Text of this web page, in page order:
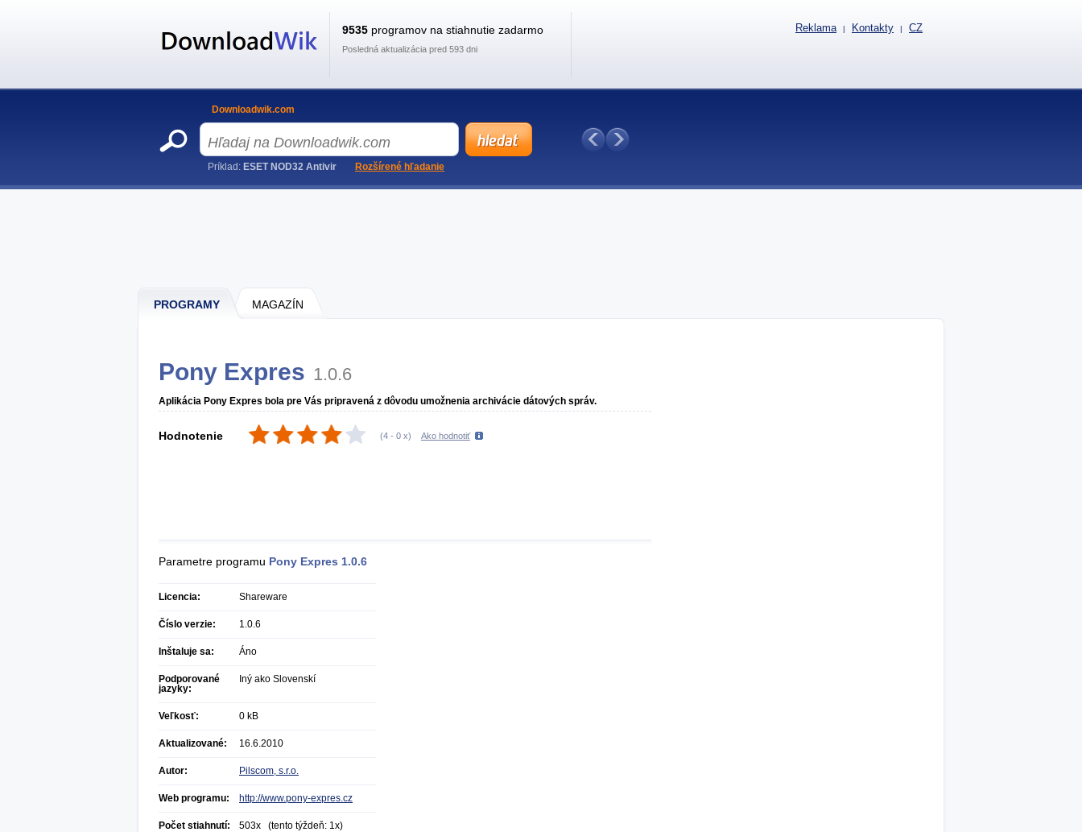
PROGRAMY MAGAZÍN
Pony Expres 1.0.6
Aplikácia Pony Expres bola pre Vás pripravená z dôvodu umožnenia archivácie dátových správ.
Hodnotenie (4 - 0 x) Ako hodnotiť
Parametre programu Pony Expres 1.0.6
Licencia: Shareware
Číslo verzie: 1.0.6
Inštaluje sa: Áno
Podporované
jazyky:
Iný ako Slovenskí
Veľkosť: 0 kB
Aktualizované: 16.6.2010
Autor: Pilscom, s.r.o.
Web programu: http://www.pony-expres.cz
Počet stiahnutí: 503x (tento týždeň: 1x)
9535 programov na stiahnutie zadarmo
Posledná aktualizácia pred 593 dni
Reklama | Kontakty | CZ
Downloadwik.com
Príklad: ESET NOD32 Antivir Rozšírené hľadanie